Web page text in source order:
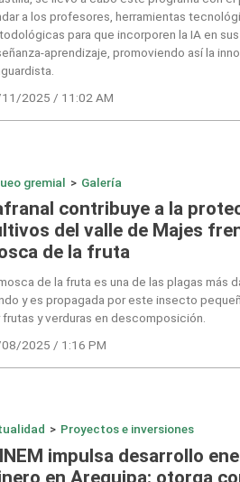
a los profesores, herramientas
para que incorporen la IA en
aprendizaje, promoviendo así la
2025 / 11:02 AM
gremial > Galería
contribuye a la
del valle de Majes
de la fruta
de la fruta es una de las plagas más
y es propagada por este insecto
frutas y verduras en descomposición.
2025 / 1:16 PM
> Proyectos e inversiones
impulsa desarrollo
en Arequipa: otorga